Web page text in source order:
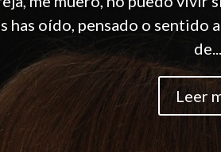
has oído, pensado o sentido
de...
Leer